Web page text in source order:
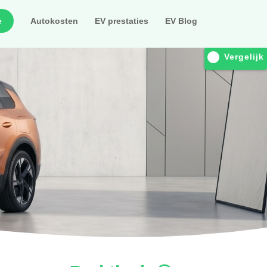
Autokosten EV prestaties EV Blog
Vergelijk